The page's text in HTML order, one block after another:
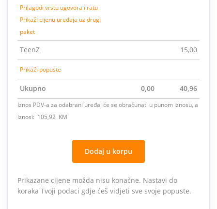
Prilagodi vrstu ugovora i ratu
Prikaži cijenu uređaja uz drugi
paket
TeenZ 15,00
Prikaži popuste
Ukupno 0,00 40,96
Iznos PDV-a za odabrani uređaj će se obračunati u punom iznosu, a
iznosi: 105,92 KM
Dodaj u korpu
Prikazane cijene možda nisu konačne. Nastavi do
koraka Tvoji podaci gdje ćeš vidjeti sve svoje popuste.